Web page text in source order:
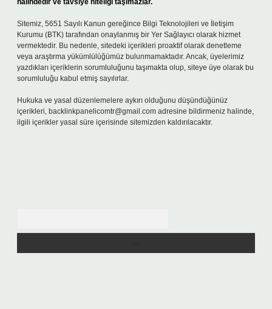
halindedir ve tavsiye niteliği taşımazlar.
Sitemiz, 5651 Sayılı Kanun gereğince Bilgi Teknolojileri ve İletişim
Kurumu (BTK) tarafından onaylanmış bir Yer Sağlayıcı olarak hizmet
vermektedir. Bu nedenle, sitedeki içerikleri proaktif olarak denetleme
veya araştırma yükümlülüğümüz bulunmamaktadır. Ancak, üyelerimiz
yazdıkları içeriklerin sorumluluğunu taşımakta olup, siteye üye olarak bu
sorumluluğu kabul etmiş sayılırlar.
Hukuka ve yasal düzenlemelere aykırı olduğunu düşündüğünüz
içerikleri, backlinkpanelicomtr@gmail.com adresine bildirmeniz halinde,
ilgili içerikler yasal süre içerisinde sitemizden kaldırılacaktır.